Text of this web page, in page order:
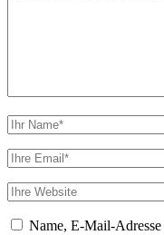
Ihr
Name
Ihre
Email
Webseiten
URL
Name, E-Mail-